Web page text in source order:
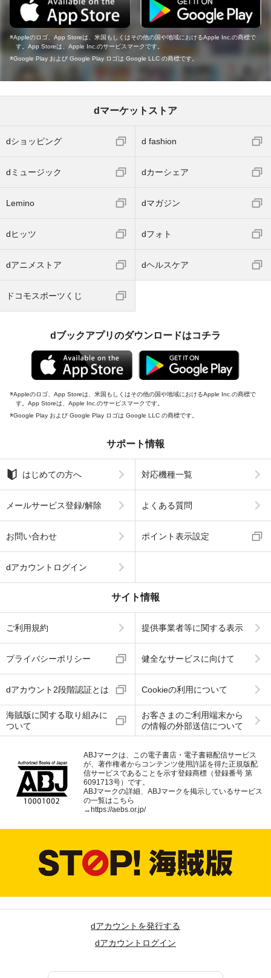
Appleのロゴ、App Storeは、米国もしくはその他の国や地域におけるApple Inc.の商標で
す。App Storeは、Apple Inc.のサービスマークです。
Google Play および Google Play ロゴは Google LLC の商標です。
dマーケットストア
dショッピング d fashion
dミュージック dカーシェア
Lemino dマガジン
dヒッツ dフォト
dアニメストア dヘルスケア
ドコモスポーツくじ
dブックアプリのダウンロードはコチラ
Appleのロゴ、App Storeは、米国もしくはその他の国や地域におけるApple Inc.の商標で
す。App Storeは、Apple Inc.のサービスマークです。
Google Play および Google Play ロゴは Google LLC の商標です。
サポート情報
はじめての方へ 対応機種一覧
メールサービス登録/解除 よくある質問
お問い合わせ ポイント表示設定
dアカウントログイン
サイト情報
ご利用規約 提供事業者等に関する表示
プライバシーポリシー 健全なサービスに向けて
dアカウント2段階認証とは Cookieの利用について
海賊版に関する取り組みに
ついて
お客さまのご利用端末から
の情報の外部送信について
ABJマークは、この電子書店・電子書籍配信サービス
が、著作権者からコンテンツ使用許諾を得た正規版配
信サービスであることを示す登録商標（登録番号 第
6091713号）です。
ABJマークの詳細、ABJマークを掲示しているサービス
の一覧はこちら
→ https://aebs.or.jp/
dアカウントを発行する
dアカウントログイン